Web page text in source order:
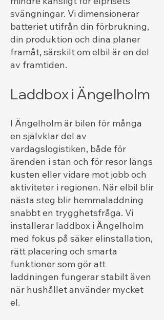
svängningar. Vi dimensionerar
batteriet utifrån din förbrukning,
din produktion och dina planer
framåt, särskilt om elbil är en del
av framtiden.
Laddbox i Ängelholm
I Ängelholm är bilen för många
en självklar del av
vardagslogistiken, både för
ärenden i stan och för resor längs
kusten eller vidare mot jobb och
aktiviteter i regionen. När elbil blir
nästa steg blir hemmaladdning
snabbt en trygghetsfråga. Vi
installerar laddbox i Ängelholm
med fokus på säker elinstallation,
rätt placering och smarta
funktioner som gör att
laddningen fungerar stabilt även
när hushållet använder mycket
el.